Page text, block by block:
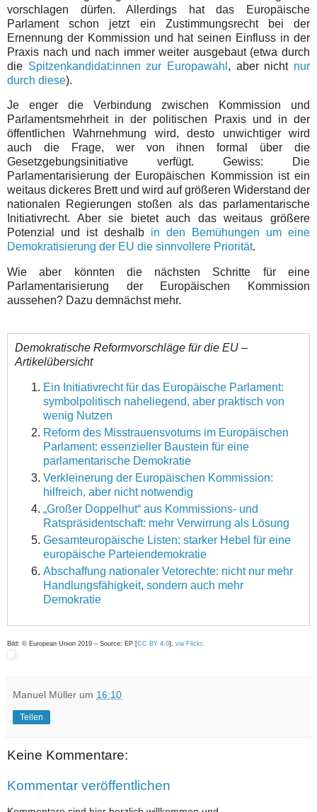
vorschlagen dürfen. Allerdings hat das Europäische
Parlament schon jetzt ein Zustimmungsrecht bei der
Ernennung der Kommission und hat seinen Einfluss in der
Praxis nach und nach immer weiter ausgebaut (etwa durch
die Spitzenkandidat:innen zur Europawahl , aber nicht nur
durch diese).
Je enger die Verbindung zwischen Kommission und
Parlamentsmehrheit in der politischen Praxis und in der
öffentlichen Wahrnehmung wird, desto unwichtiger wird
auch die Frage, wer von ihnen formal über die
Gesetzgebungsinitiative verfügt. Gewiss: Die
Parlamentarisierung der Europäischen Kommission ist ein
weitaus dickeres Brett und wird auf größeren Widerstand der
nationalen Regierungen stoßen als das parlamentarische
Initiativrecht. Aber sie bietet auch das weitaus größere
Potenzial und ist deshalb in den Bemühungen um eine
Demokratisierung der EU die sinnvollere Priorität.
Wie aber könnten die nächsten Schritte für eine
Parlamentarisierung der Europäischen Kommission
aussehen? Dazu demnächst mehr.
Demokratische Reformvorschläge für die EU –
Artikelübersicht
Ein Initiativrecht für das Europäische Parlament:
symbolpolitisch naheliegend, aber praktisch von
wenig Nutzen
Reform des Misstrauensvotums im Europäischen
Parlament: essenzieller Baustein für eine
parlamentarische Demokratie
Verkleinerung der Europäischen Kommission:
hilfreich, aber nicht notwendig
„Großer Doppelhut“ aus Kommissions- und
Ratspräsidentschaft: mehr Verwirrung als Lösung
Gesamteuropäische Listen: starker Hebel für eine
europäische Parteiendemokratie
Abschaffung nationaler Vetorechte: nicht nur mehr
Handlungsfähigkeit, sondern auch mehr
Demokratie
Bild: © European Union 2019 – Source: EP [CC BY 4.0], via Flickr
Manuel Müller um 16:10
Teilen
Keine Kommentare:
Kommentar veröffentlichen